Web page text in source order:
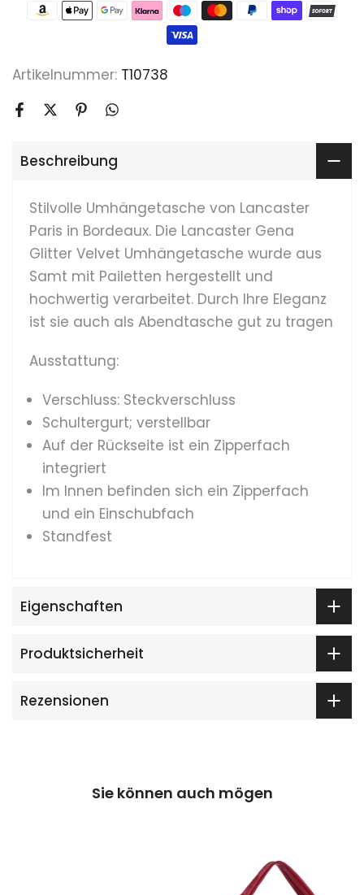
Artikelnummer: T10738
Beschreibung
Stilvolle Umhängetasche von Lancaster
Paris in Bordeaux. Die Lancaster Gena
Glitter Velvet Umhängetasche wurde aus
Samt mit Pailetten hergestellt und
hochwertig verarbeitet. Durch Ihre Eleganz
ist sie auch als Abendtasche gut zu tragen
Ausstattung:
Verschluss: Steckverschluss
Schultergurt; verstellbar
Auf der Rückseite ist ein Zipperfach
integriert
Im Innen befinden sich ein Zipperfach
und ein Einschubfach
Standfest
Eigenschaften
Produktsicherheit
Rezensionen
Sie können auch mögen